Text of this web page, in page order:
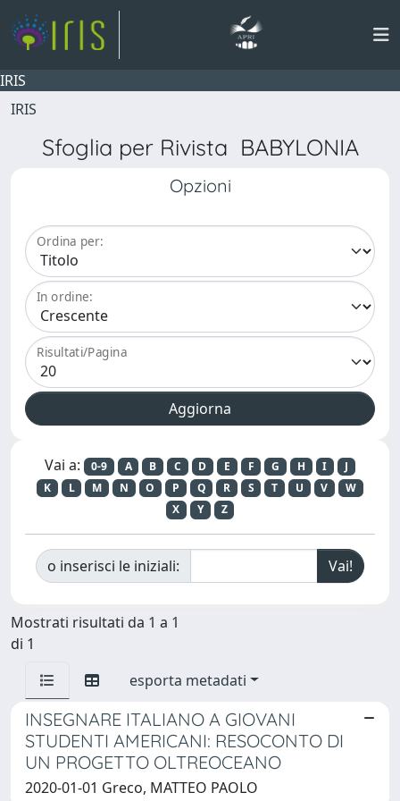
IRIS
IRIS
Sfoglia per Rivista BABYLONIA
Opzioni
Ordina per:
In ordine:
Risultati/Pagina
Vai a: 0-9 A B C D E F G H I
J
K
L M N O P Q R S T U V
W
X
Y Z
o inserisci le iniziali:
Mostrati risultati da 1 a 1
di 1
esporta metadati
INSEGNARE ITALIANO A GIOVANI
STUDENTI AMERICANI: RESOCONTO DI
UN PROGETTO OLTREOCEANO
2020-01-01 Greco, MATTEO PAOLO